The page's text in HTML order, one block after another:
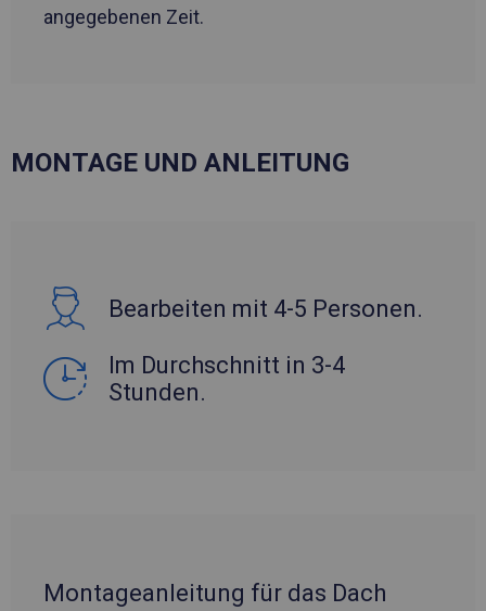
angegebenen Zeit.
MONTAGE UND ANLEITUNG
Bearbeiten mit 4-5 Personen.
Im Durchschnitt in 3-4
Stunden.
Montageanleitung für das Dach